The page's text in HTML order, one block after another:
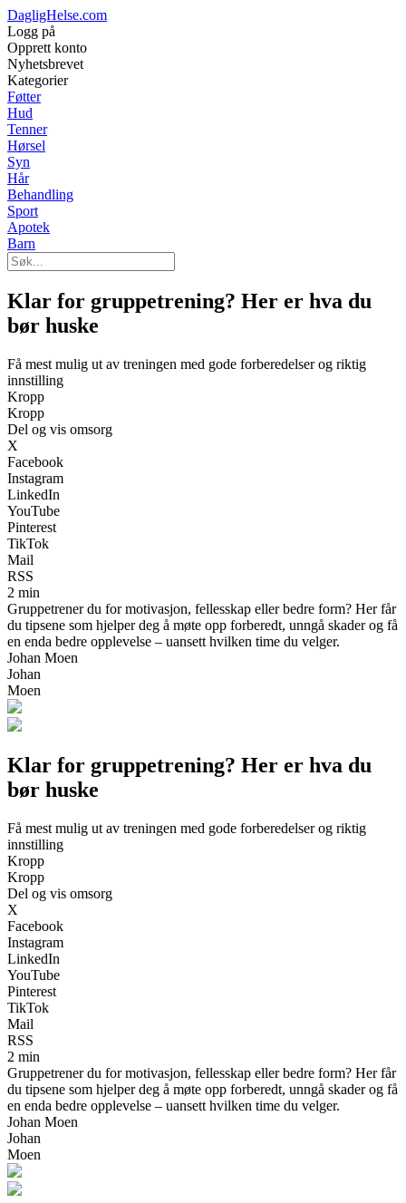
DagligHelse.com
Logg på
Opprett konto
Nyhetsbrevet
Kategorier
Føtter
Hud
Tenner
Hørsel
Syn
Hår
Behandling
Sport
Apotek
Barn
Klar for gruppetrening? Her er hva du
bør huske
Få mest mulig ut av treningen med gode forberedelser og riktig
innstilling
Kropp
Kropp
Del og vis omsorg
X
Facebook
Instagram
LinkedIn
YouTube
Pinterest
TikTok
Mail
RSS
2 min
Gruppetrener du for motivasjon, fellesskap eller bedre form? Her får
du tipsene som hjelper deg å møte opp forberedt, unngå skader og få
en enda bedre opplevelse – uansett hvilken time du velger.
Johan Moen
Johan
Moen
Klar for gruppetrening? Her er hva du
bør huske
Få mest mulig ut av treningen med gode forberedelser og riktig
innstilling
Kropp
Kropp
Del og vis omsorg
X
Facebook
Instagram
LinkedIn
YouTube
Pinterest
TikTok
Mail
RSS
2 min
Gruppetrener du for motivasjon, fellesskap eller bedre form? Her får
du tipsene som hjelper deg å møte opp forberedt, unngå skader og få
en enda bedre opplevelse – uansett hvilken time du velger.
Johan Moen
Johan
Moen